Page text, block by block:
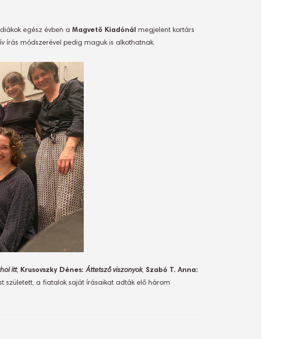
egész évben a Magvető Kiadónál megjelent kortárs
írás módszerével pedig maguk is alkothatnak.
itt, Krusovszky Dénes:Áttetsző viszonyok, Szabó T. Anna:
született, a fiatalok saját írásaikat adták elő három